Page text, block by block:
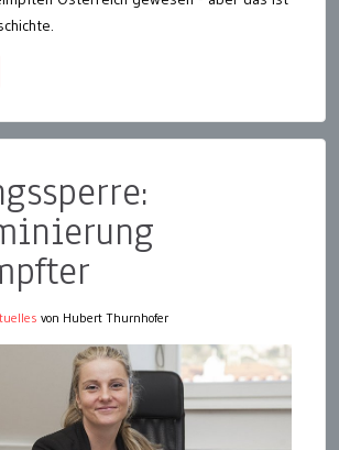
von Hubert Thurnhofer